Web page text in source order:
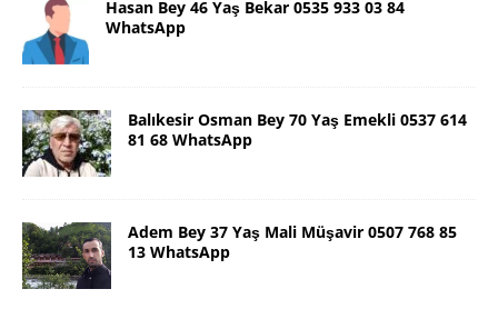
Hasan Bey 46 Yaş Bekar 0535 933 03 84
WhatsApp
Balıkesir Osman Bey 70 Yaş Emekli 0537 614
81 68 WhatsApp
Adem Bey 37 Yaş Mali Müşavir 0507 768 85
13 WhatsApp